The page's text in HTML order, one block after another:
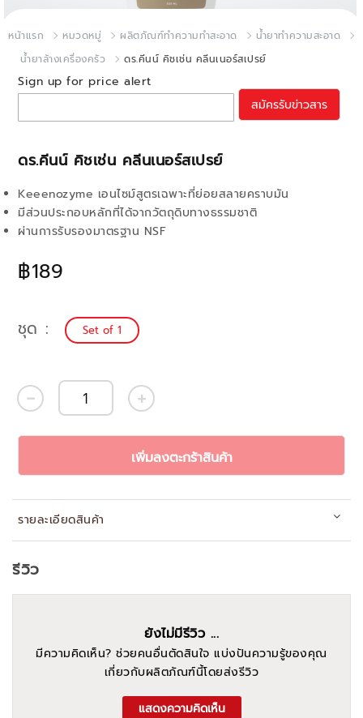
หน้าแรก หมวดหมู่ ผลิตภัณฑ์ทำความทำสะอาด
น้ำยาทำความสะอาด
น้ำยาล้างเครื่องครัว
ดร.คีนน์ คิชเช่น คลีนเนอร์สเปรย์
ดร.คีนน์ คิชเช่น คลีนเนอร์สเปรย์
฿189
Keeenozyme เอนไซม์สูตรเฉพาะที่ย่อยสลายคราบมัน
มีส่วนประกอบหลักที่ได้จากวัตถุดิบทางธรรมชาติ
ผ่านการรับรองมาตรฐาน NSF
Sign up for price alert
สมัครรับข่าวสาร
ชุด Set of 1
เพิ่มลงตะกร้าสินค้า
รายละเอียดสินค้า
รีวิว
ยังไม่มีรีวิว ...
มีความคิดเห็น? ช่วยคนอื่นตัดสินใจ แบ่งปันความรู้ของคุณ
เกี่ยวกับผลิตภัณฑ์นี้โดยส่งรีวิว
แสดงความคิดเห็น